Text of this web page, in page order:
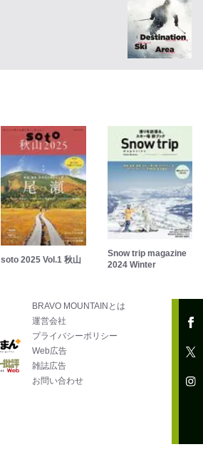
soto 2025 Vol.1 秋山
Snow trip magazine
2024 Winter
BRAVO MOUNTAINとは
運営会社
プライバシーポリシー
Web広告
雑誌広告
お問い合わせ